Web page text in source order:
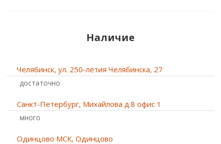
Наличие
Челябинск, ул. 250-летия Челябинска, 27
Достаточно
Санкт-Петербург, Михайлова д.8 офис 1
Много
Одинцово МСК, Одинцово